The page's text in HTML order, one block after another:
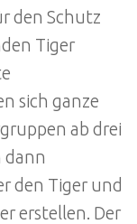
den Schutz
Tiger
sich ganze
ab drei
dann
den Tiger und
erstellen. Der